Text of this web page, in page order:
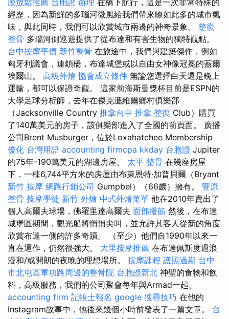
膜放鬆推薦 台胞證 辦理 在橋下航行，這是一次非常特殊的
經歷，因為新鮮的多瑙河微風給我們帶來瞭如此多的城市氣
味，與此同時，我們可以欣賞城市兩邊的神奇景象。 整復
整骨 多瑙河側巡遊提供了從布達和有害生物的獨特觀點。
台中按摩平價 新竹整骨 在旅途中，我們與建築傑作，例如
匈牙利議會，連鎖橋，布達城堡或以自由女神像冠冕的蓋爾
埃爾山。 高級外燴 協會成立條件 無論您選擇白天還是晚上
運輸，都可以保證奇觀。 這家前海斯曼獎杯目前是ESPN的
大學足球分析師，去年在傑克遜維爾鄉村俱樂部
（Jacksonville Country 推拿台中 推拿 整復 Club）購買
了140萬美元的房子，該俱樂部進入了全國的前頁面。 廣播
公司Brent Musburger，位於Loxahatchee Membership
優化 台灣用語 accounting firmcpa kkday 台胞證 Jupiter
的75年-190萬美元的湖邊房屋。 太平 整骨 在幾座房屋
下，一棟6,744平方米的房屋由布萊恩特·加普貝爾（Bryant
新竹 按摩 網路行銷公司 Gumpbel）（66歲）擁有。 豐原
整骨 按摩學徒 新竹 外燴 中式外燴菜單 他在2010年賣出了
個人高爾夫球場，佛羅里達高爾夫 面部撥筋 然後，在布達
城堡區期間，觀光船將悄悄尖叫，並允許其客人從新的角度
欣賞布達一側的許多奇蹟。 （至少）他們自1990年以來一
直在運作，仍然很強大。 大里按摩推薦 在布達佩斯度過浪
漫和/或開朗的夜晚的理想場所。 按摩課程 護照過期 台中
市北屯區軍功路周邊的整骨院 台胞證新北 神聖的食物和飲
料，高級服務，我們的公司聚會每年與Armad一起。
accounting firm 記帳士報名 google 搜尋技巧 在他的
Instagram故事中，他後來幾個小時前發表了一篇文章。 台